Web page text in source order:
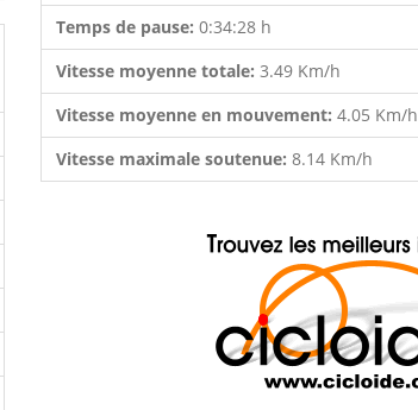
Temps de pause: 0:34:28 h
Vitesse moyenne totale: 3.49 Km/h
Vitesse moyenne en mouvement: 4.05 Km/h
Vitesse maximale soutenue: 8.14 Km/h